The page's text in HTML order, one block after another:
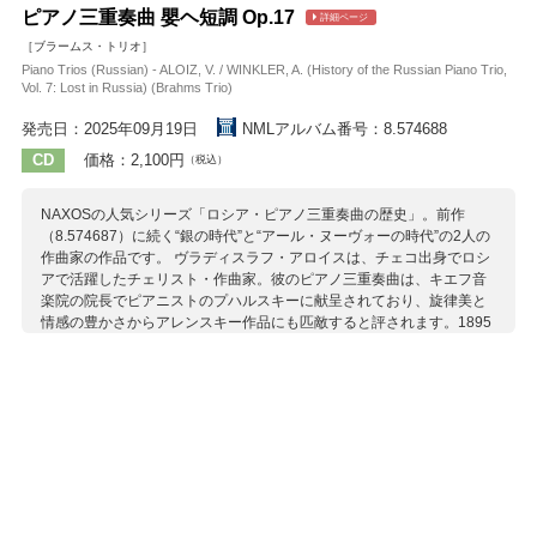
ピアノ三重奏曲 嬰ヘ短調 Op.17
詳細ページ
［ブラームス・トリオ］
Piano Trios (Russian) - ALOIZ, V. / WINKLER, A. (History of the Russian Piano Trio,
Vol. 7: Lost in Russia) (Brahms Trio)
発売日：2025年09月19日
NMLアルバム番号：8.574688
CD
価格：2,100円 （税込）
NAXOSの人気シリーズ「ロシア・ピアノ三重奏曲の歴史」。前作
（8.574687）に続く“銀の時代”と“アール・ヌーヴォーの時代”の2人の
作曲家の作品です。 ヴラディスラフ・アロイスは、チェコ出身でロシ
アで活躍したチェリスト・作曲家。彼のピアノ三重奏曲は、キエフ音
楽院の院長でピアニストのプハルスキーに献呈されており、旋律美と
情感の豊かさからアレンスキー作品にも匹敵すると評されます。1895